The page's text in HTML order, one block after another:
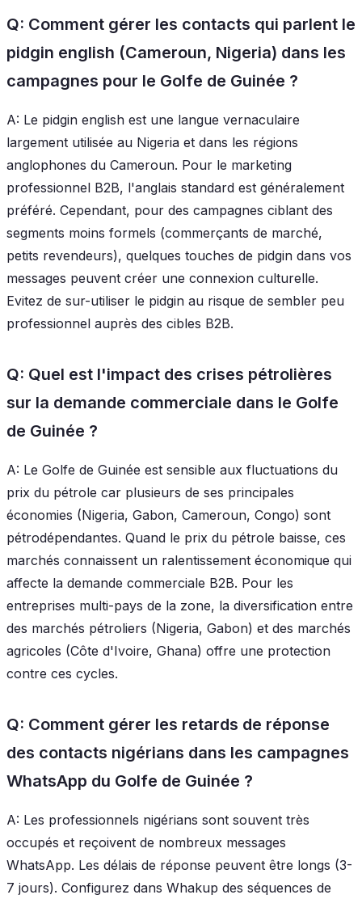
Q: Comment gérer les contacts qui parlent le
pidgin english (Cameroun, Nigeria) dans les
campagnes pour le Golfe de Guinée ?
A: Le pidgin english est une langue vernaculaire
largement utilisée au Nigeria et dans les régions
anglophones du Cameroun. Pour le marketing
professionnel B2B, l'anglais standard est généralement
préféré. Cependant, pour des campagnes ciblant des
segments moins formels (commerçants de marché,
petits revendeurs), quelques touches de pidgin dans vos
messages peuvent créer une connexion culturelle.
Evitez de sur-utiliser le pidgin au risque de sembler peu
professionnel auprès des cibles B2B.
Q: Quel est l'impact des crises pétrolières
sur la demande commerciale dans le Golfe
de Guinée ?
A: Le Golfe de Guinée est sensible aux fluctuations du
prix du pétrole car plusieurs de ses principales
économies (Nigeria, Gabon, Cameroun, Congo) sont
pétrodépendantes. Quand le prix du pétrole baisse, ces
marchés connaissent un ralentissement économique qui
affecte la demande commerciale B2B. Pour les
entreprises multi-pays de la zone, la diversification entre
des marchés pétroliers (Nigeria, Gabon) et des marchés
agricoles (Côte d'Ivoire, Ghana) offre une protection
contre ces cycles.
Q: Comment gérer les retards de réponse
des contacts nigérians dans les campagnes
WhatsApp du Golfe de Guinée ?
A: Les professionnels nigérians sont souvent très
occupés et reçoivent de nombreux messages
WhatsApp. Les délais de réponse peuvent être longs (3-
7 jours). Configurez dans Whakup des séquences de